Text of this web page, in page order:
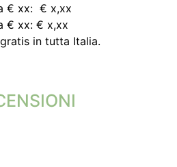
€ xx: € x,xx
€ xx: € x,xx
in tutta Italia.